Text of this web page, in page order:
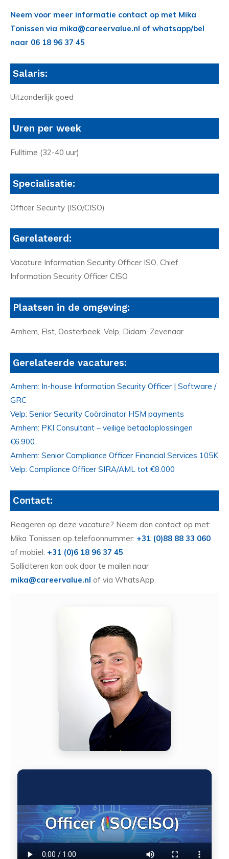
Neem voor meer informatie contact op met Mika
Tonissen via mika@careervalue.nl of whatsapp/bel
naar 06 18 96 37 45
Salaris:
Uitzonderlijk goed
Uren per week
Fulltime (32-40 uur)
Specialisatie:
Officer Security (ISO/CISO)
Gerelateerd:
Vacature Information Security Officer ISO, Chief
Information Security Officer CISO
Plaatsen in de omgeving:
Arnhem, Elst, Oosterbeek, Velp, Didam, Zevenaar
Gerelateerde vacatures:
Arnhem: In-house Information Security Officer | Software /
GRC
Velp: Senior Security Coördinator HSM payments
Arnhem: PKI Consultant – veilige betaaloplossingen
€6.900
Arnhem: Senior Compliance Officer Financial Services 105K
Velp: Compliance Officer SIRA/AML tot €8.000
Contact:
Reageren op deze vacature? Neem dan contact op met:
Mika Tonissen op telefoonnummer: +31 (0)88 88 33 060
of mobiel: +31 (0)6 18 96 37 45.
Solliciteren kan ook door te mailen naar
mika@careervalue.nl of via WhatsApp.